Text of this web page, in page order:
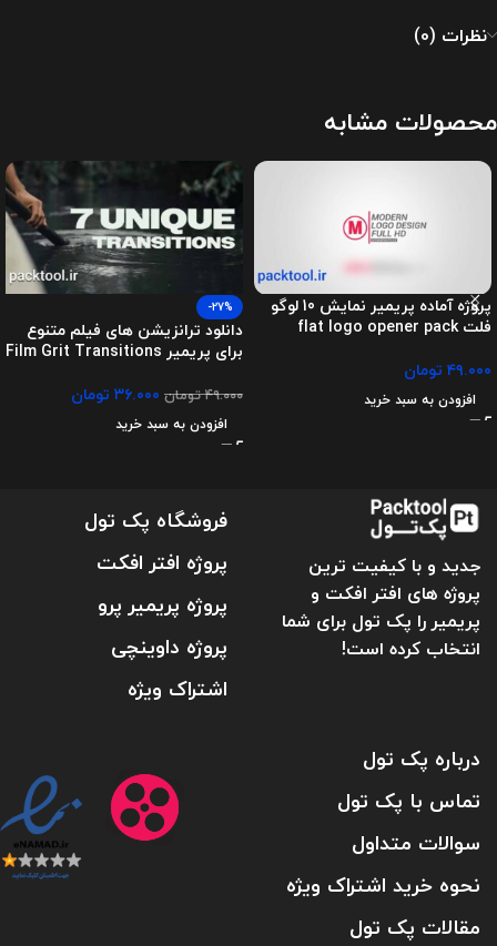
نظرات (0)
محصولات مشابه
پروژه آماده پریمیر نمایش 10 لوگو
فلت flat logo opener pack
۴۹.۰۰۰ تومان
افزودن به سبد خرید
-27%
دانلود ترانزیشن های فیلم متنوع
برای پریمیر Film Grit Transitions
۴۹.۰۰۰تومان ۳۶.۰۰۰ تومان
افزودن به سبد خرید
جدید و با کیفیت ترین
پروژه های افتر افکت و
پریمیر را پک تول برای شما
انتخاب کرده است!
فروشگاه پک تول
پروژه افتر افکت
پروژه پریمیر پرو
پروژه داوینچی
اشتراک ویژه
درباره پک تول
تماس با پک تول
سوالات متداول
نحوه خرید اشتراک ویژه
مقالات پک تول